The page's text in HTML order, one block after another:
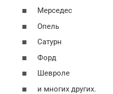
Мерседес
Опель
Сатурн
Форд
Шевроле
и многих других.